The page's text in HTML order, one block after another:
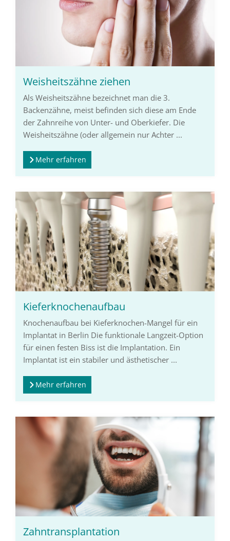
Weisheitszähne ziehen
Als Weisheitszähne bezeichnet man die 3.
Backenzähne, meist befinden sich diese am Ende
der Zahnreihe von Unter- und Oberkiefer. Die
Weisheitszähne (oder allgemein nur Achter ...
Mehr erfahren
Kieferknochenaufbau
Knochenaufbau bei Kieferknochen-Mangel für ein
Implantat in Berlin Die funktionale Langzeit-Option
für einen festen Biss ist die Implantation. Ein
Implantat ist ein stabiler und ästhetischer ...
Mehr erfahren
Zahntransplantation